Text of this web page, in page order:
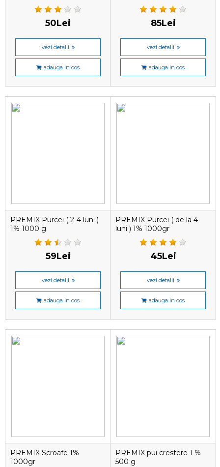
50Lei
vezi detalii
adauga in cos
85Lei
vezi detalii
adauga in cos
PREMIX Purcei ( 2-4 luni )
1% 1000 g
59Lei
vezi detalii
adauga in cos
PREMIX Purcei ( de la 4
luni ) 1% 1000gr
45Lei
vezi detalii
adauga in cos
PREMIX Scroafe 1%
1000gr
PREMIX pui crestere 1 %
500 g